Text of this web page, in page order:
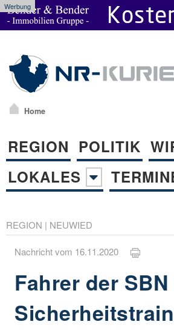
Werbung
Home
REGION POLITIK
LOKALES
REGION | NEUWIED
Nachricht vom 16.11.2020
Fahrer der